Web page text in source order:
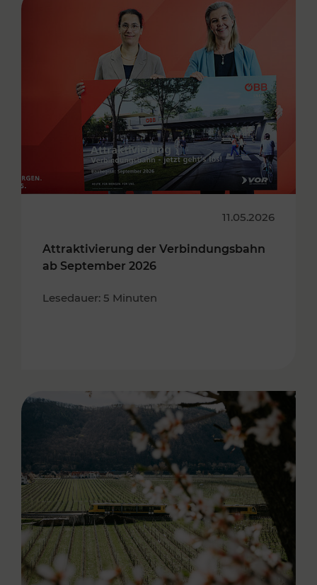
11.05.2026
Attraktivierung der Verbindungsbahn
ab September 2026
Lesedauer: 5 Minuten